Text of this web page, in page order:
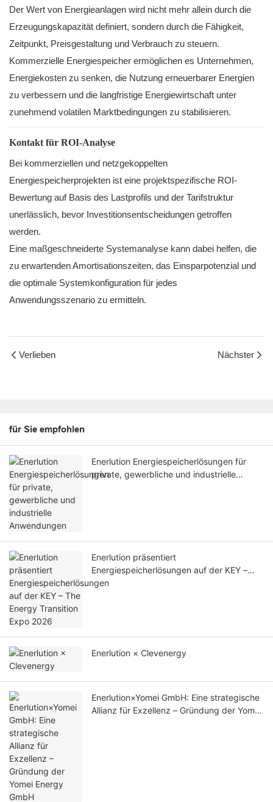
Der Wert von Energieanlagen wird nicht mehr allein durch die
Erzeugungskapazität definiert, sondern durch die Fähigkeit,
Zeitpunkt, Preisgestaltung und Verbrauch zu steuern.
Kommerzielle Energiespeicher ermöglichen es Unternehmen,
Energiekosten zu senken, die Nutzung erneuerbarer Energien
zu verbessern und die langfristige Energiewirtschaft unter
zunehmend volatilen Marktbedingungen zu stabilisieren.
Kontakt für ROI-Analyse
Bei kommerziellen und netzgekoppelten
Energiespeicherprojekten ist eine projektspezifische ROI-
Bewertung auf Basis des Lastprofils und der Tarifstruktur
unerlässlich, bevor Investitionsentscheidungen getroffen
werden.
Eine maßgeschneiderte Systemanalyse kann dabei helfen, die
zu erwartenden Amortisationszeiten, das Einsparpotenzial und
die optimale Systemkonfiguration für jedes
Anwendungsszenario zu ermitteln.
Verlieben Nächster
für Sie empfohlen
Enerlution Energiespeicherlösungen für
private, gewerbliche und industrielle
Enerlution präsentiert
Energiespeicherlösungen auf der KEY –
The Energy Transition Expo 2026
Enerlution × Clevenergy
Enerlution×Yomei GmbH: Eine strategische
Allianz für Exzellenz – Gründung der Yomei